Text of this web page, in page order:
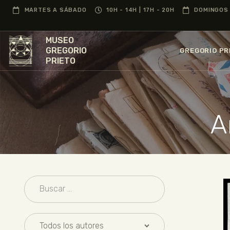
MARTES A SÁBADO 10H - 14H | 17H - 20H
MUSEO
GREGORIO
PRIETO
GREGORIO